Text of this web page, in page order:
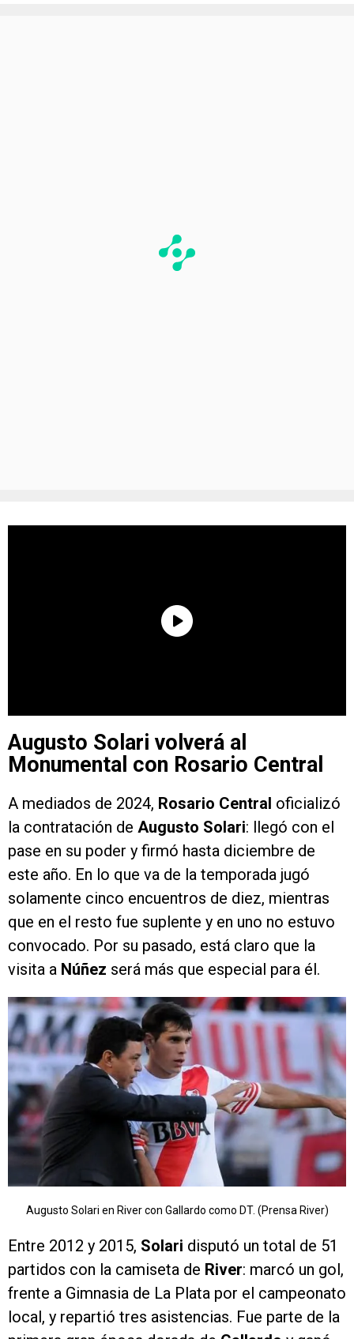
Augusto Solari volverá al
Monumental con Rosario Central
A mediados de 2024, Rosario Central oficializó
la contratación de Augusto Solari: llegó con el
pase en su poder y firmó hasta diciembre de
este año. En lo que va de la temporada jugó
solamente cinco encuentros de diez, mientras
que en el resto fue suplente y en uno no estuvo
convocado. Por su pasado, está claro que la
visita a Núñez será más que especial para él.
Augusto Solari en River con Gallardo como DT. (Prensa River)
Entre 2012 y 2015, Solari disputó un total de 51
partidos con la camiseta de River: marcó un gol,
frente a Gimnasia de La Plata por el campeonato
local, y repartió tres asistencias. Fue parte de la